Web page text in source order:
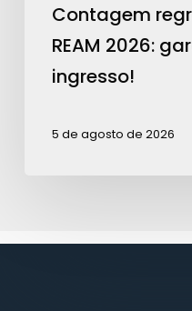
Contagem
REAM 2026:
ingresso!
5 de agosto de 2026